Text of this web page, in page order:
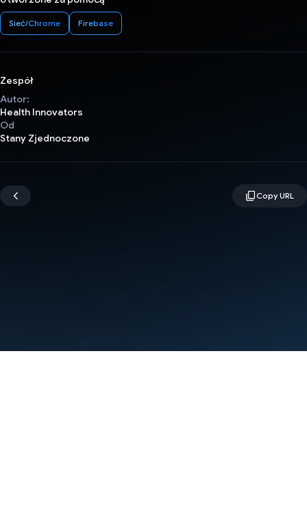
Sieć/Chrome Firebase
Zespół
Autor:
Health Innovators
Od
Stany Zjednoczone